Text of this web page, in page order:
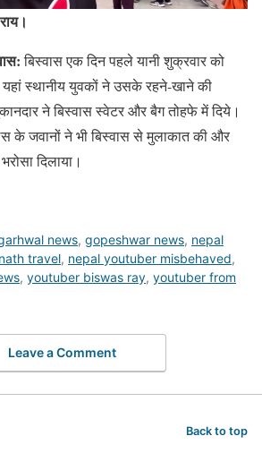
बिस्वास एक दिन पहले यानी शुक्रवार को
स्थानीय युवकों ने उसके रहने-खाने की
ने बिस्वास स्वेटर और बैग तोहफे में दिये।
के जवानों ने भी बिस्वास से मुलाकात की और
दिलाया।
news, gopeshwar news, nepal
travel, nepal youtuber misbehaved,
, youtuber biswas ray, youtuber from
Leave a Comment
Back to top